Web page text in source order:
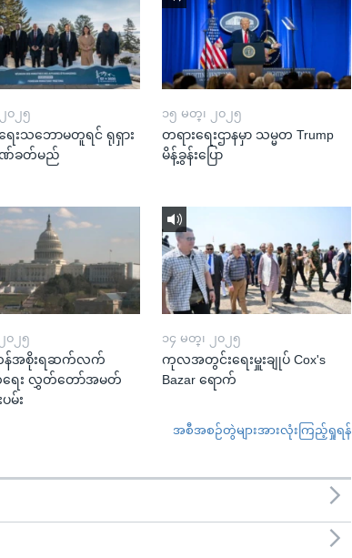
၀၂၅
ေးသဘောမတူရင် ရုရှား
ဏ်ခတ်မည်
၁၅ မတ္၊ ၂၀၂၅
တရားရေးဌာနမှာ သမ္မတ Trump
မိန့်ခွန်းပြော
၀၂၅
န်အစိုးရဆက်လက်
ေး လွှတ်တော်အမတ်
မ်း
၁၄ မတ္၊ ၂၀၂၅
ကုလအတွင်းရေးမှူးချုပ် Cox's
Bazar ရောက်
အစီအစဉ်တွဲများအားလုံးကြည့်ရှုရန်